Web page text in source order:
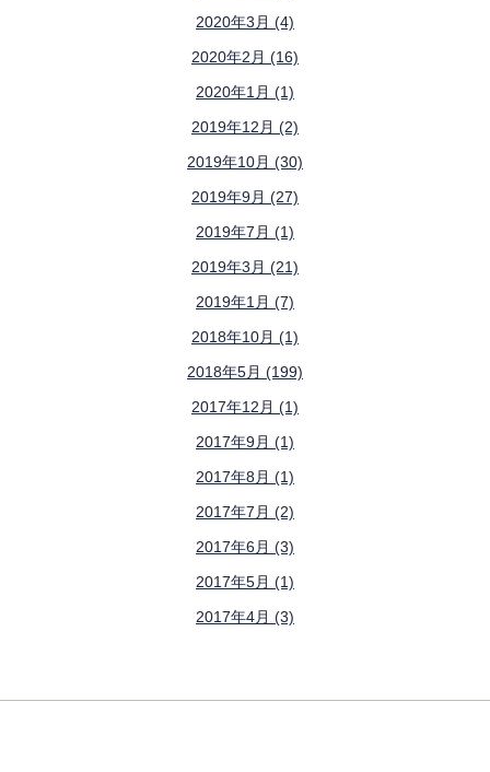
2020年3月 (4)
2020年2月 (16)
2020年1月 (1)
2019年12月 (2)
2019年10月 (30)
2019年9月 (27)
2019年7月 (1)
2019年3月 (21)
2019年1月 (7)
2018年10月 (1)
2018年5月 (199)
2017年12月 (1)
2017年9月 (1)
2017年8月 (1)
2017年7月 (2)
2017年6月 (3)
2017年5月 (1)
2017年4月 (3)